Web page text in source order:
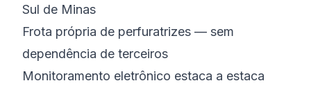
Sul de Minas
Frota própria de perfuratrizes — sem
dependência de terceiros
Monitoramento eletrônico estaca a estaca